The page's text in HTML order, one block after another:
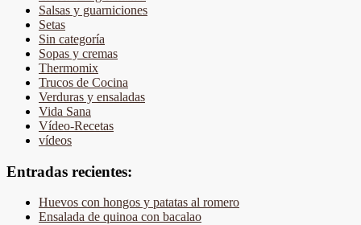
Salsas y guarniciones
Setas
Sin categoría
Sopas y cremas
Thermomix
Trucos de Cocina
Verduras y ensaladas
Vida Sana
Vídeo-Recetas
vídeos
Entradas recientes:
Huevos con hongos y patatas al romero
Ensalada de quinoa con bacalao